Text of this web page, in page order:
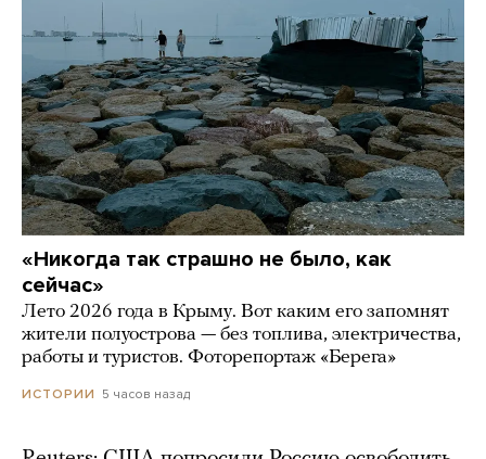
«Никогда так страшно не было, как
сейчас»
Лето 2026 года в Крыму. Вот каким его запомнят
жители полуострова — без топлива, электричества,
работы и туристов. Фоторепортаж «Берега»
ИСТОРИИ 5 часов назад